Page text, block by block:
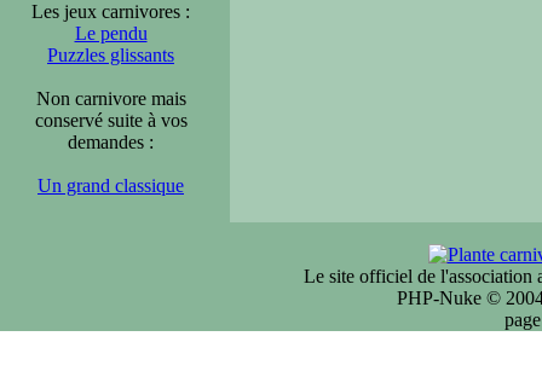
Les jeux carnivores :
Le pendu
Puzzles glissants
Non carnivore mais
conservé suite à vos
demandes :
Un grand classique
Le site officiel de l'association
PHP-Nuke ©